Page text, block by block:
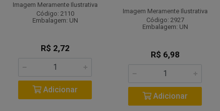
Imagem Meramente Ilustrativa
Código: 2110
Embalagem: UN
R$ 2,72
Adicionar
Imagem Meramente Ilustrativa
Código: 2927
Embalagem: UN
R$ 6,98
Adicionar